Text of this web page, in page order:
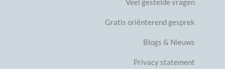
Veel gestelde vragen
Gratis oriënterend gesprek
Blogs & Nieuws
Privacy statement